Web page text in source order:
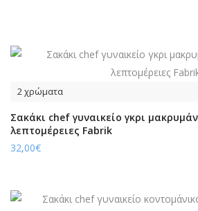
2 χρώματα
Σακάκι chef γυναικείο γκρι
λεπτομέρειες Fabrik
32,00€